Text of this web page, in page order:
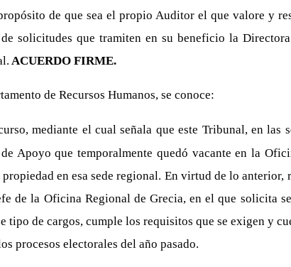
de que sea el propio Auditor el que valore y
de solicitudes que tramiten en su beneficio la
ACUERDO FIRME.
de Recursos Humanos, se conoce:
mediante el cual señala que este Tribunal, en
Apoyo que temporalmente quedó vacante en la
en esa sede regional. En virtud de lo
de la Oficina Regional de Grecia, en el que solicita
tipo de cargos, cumple los requisitos que se exigen y
procesos electorales del año pasado.